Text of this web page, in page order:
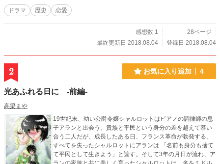
ドラマ 歴史 恋愛
感想数 1
28ページ
最終更新日 2018.08.04
登録日 2018.08.04
2 お気に入り追加 4
光あふれる日に -前編-
高梁まや
19世紀末、幼い公爵令嬢シャルロットはピアノの調律師の息
子アランと出会う。貴族と平民という身分の差を越えて慕い
合う二人だが、成長したある日、フランス革命が勃発する。
すべてを失ったシャルロットにアランは 「名前も身分も捨て
て平民として生きよう」と諭す。そして3年の月日が流れ、ア